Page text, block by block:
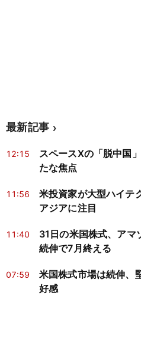
最新記事
12:15
スペースXの「脱中国
たな焦点
11:56
米投資家が大型ハイテ
アジアに注目
11:40
31日の米国株式、ア
続伸で7月終える
07:59
米国株式市場は続伸、
好感